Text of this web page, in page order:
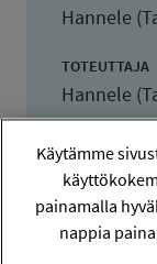
Hannele
TOTEUTTAJA
Hannele
LISÄTIETOJA
Hannele
Käytämme
painamalla
nappia